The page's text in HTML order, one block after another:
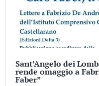
Sant’Angelo dei
rende omaggio a
Faber”